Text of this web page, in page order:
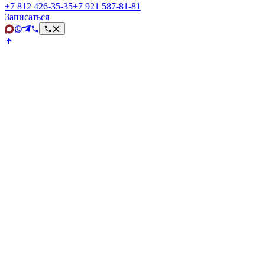
+7 812 426‑35‑35+7 921 587‑81‑81
Записаться